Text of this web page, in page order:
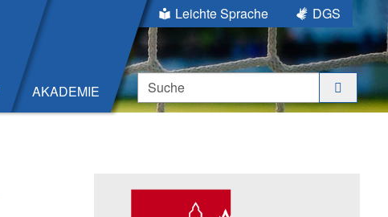
AKADEMIE
Leichte Sprache
DGS
Suche